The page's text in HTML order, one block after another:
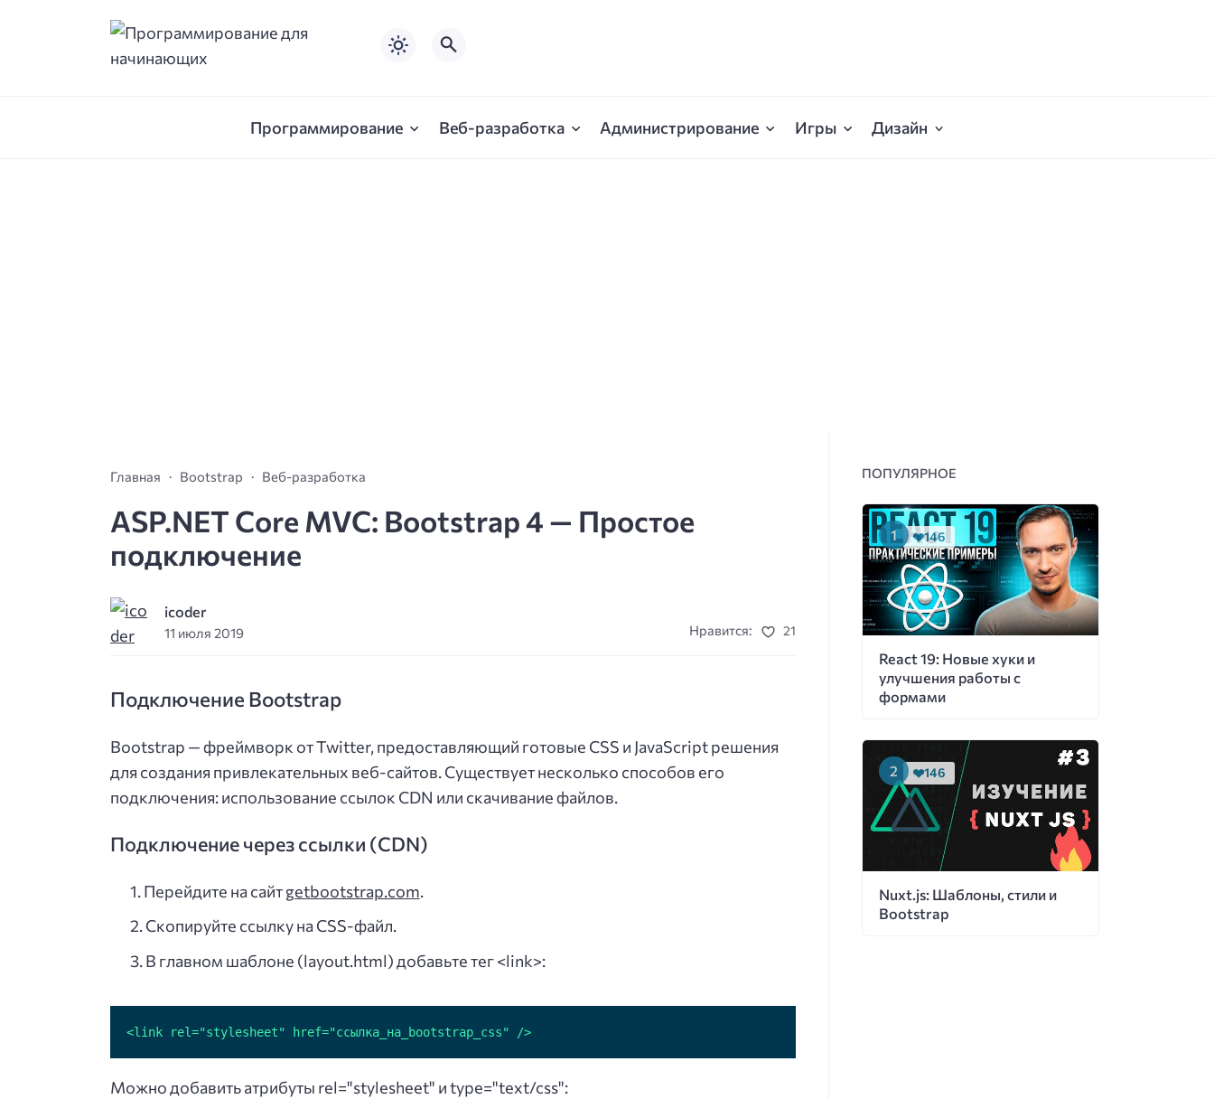
Программирование Веб-разработка Администрирование Игры Дизайн
Главная Bootstrap Веб-разработка
ASP.NET Core MVC: Bootstrap 4 — Простое
подключение
icoder
11 июля 2019 Нравится: 21
Подключение Bootstrap
Bootstrap — фреймворк от Twitter, предоставляющий готовые CSS и JavaScript решения
для создания привлекательных веб-сайтов. Существует несколько способов его
подключения: использование ссылок CDN или скачивание файлов.
Подключение через ссылки (CDN)
Перейдите на сайтgetbootstrap.com.
Скопируйте ссылку на CSS-файл.
В главном шаблоне (layout.html) добавьте тег <link>:
<link rel="stylesheet" href="ссылка_на_bootstrap_css" />
Можно добавить атрибуты rel="stylesheet" и type="text/css":
ПОПУЛЯРНОЕ
React 19: Новые хуки и
улучшения работы с
формами
146
Nuxt.js: Шаблоны, стили и
Bootstrap
146